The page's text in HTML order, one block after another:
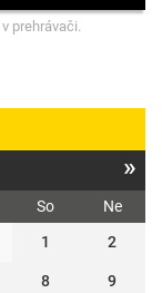
v prehrávači.
»
So
Ne
1
2
8 9